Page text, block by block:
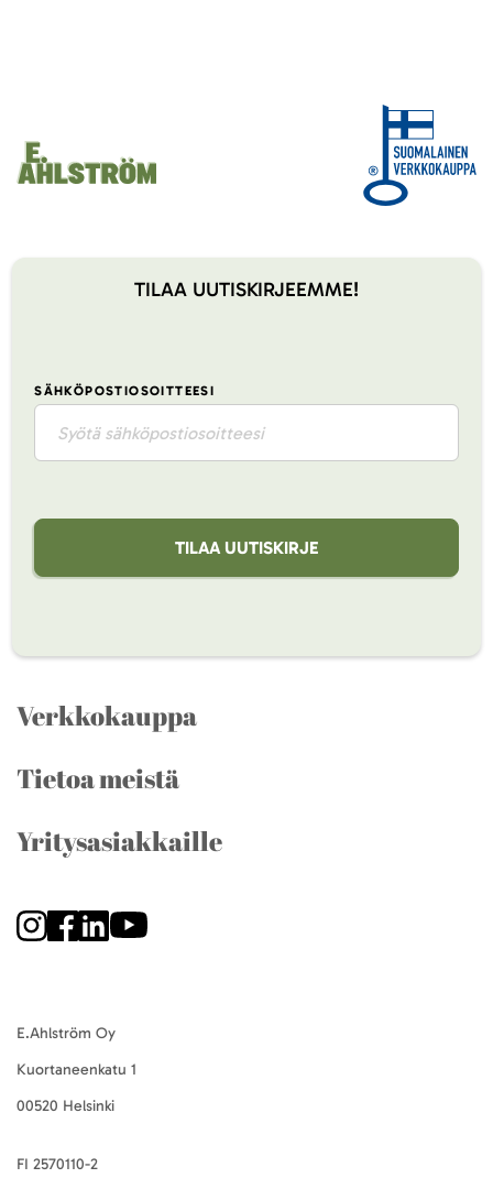
TILAA UUTISKIRJEEMME!
SÄHKÖPOSTIOSOITTEESI
TILAA UUTISKIRJE
Verkkokauppa
Tietoa meistä
Yritysasiakkaille
E.Ahlström Oy
Kuortaneenkatu 1
00520 Helsinki
FI 2570110-2